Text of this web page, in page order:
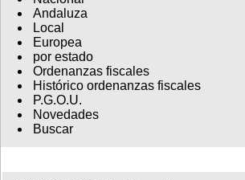
Andaluza
Local
Europea
por estado
Ordenanzas fiscales
Histórico ordenanzas fiscales
P.G.O.U.
Novedades
Buscar